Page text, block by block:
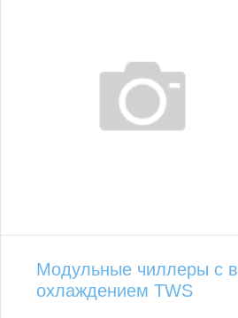
Модульные чиллеры с
охлаждением TWS